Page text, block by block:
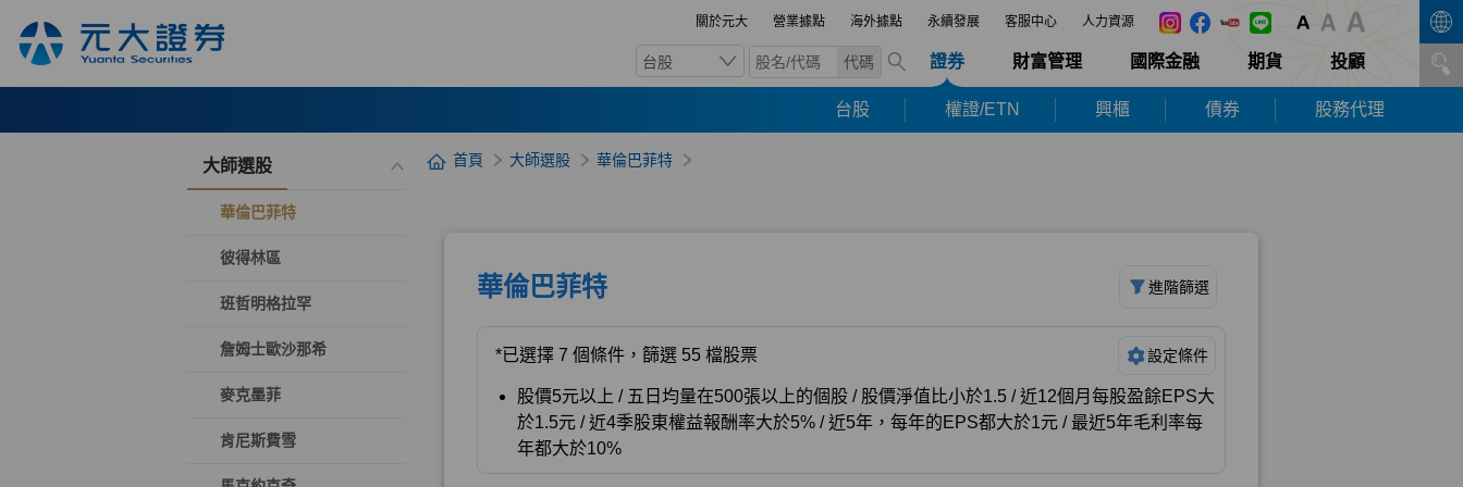
關於元大 營業據點 海外據點 永續發展 客服中心 人力資源
台股 代碼 證券 財富管理 國際金融 期貨 投顧
台股 權證/ETN 興櫃 債券 股務代理
大師選股
華倫巴菲特
彼得林區
班哲明格拉罕
詹姆士歐沙那希
麥克墨菲
肯尼斯費雪
首頁 大師選股 華倫巴菲特